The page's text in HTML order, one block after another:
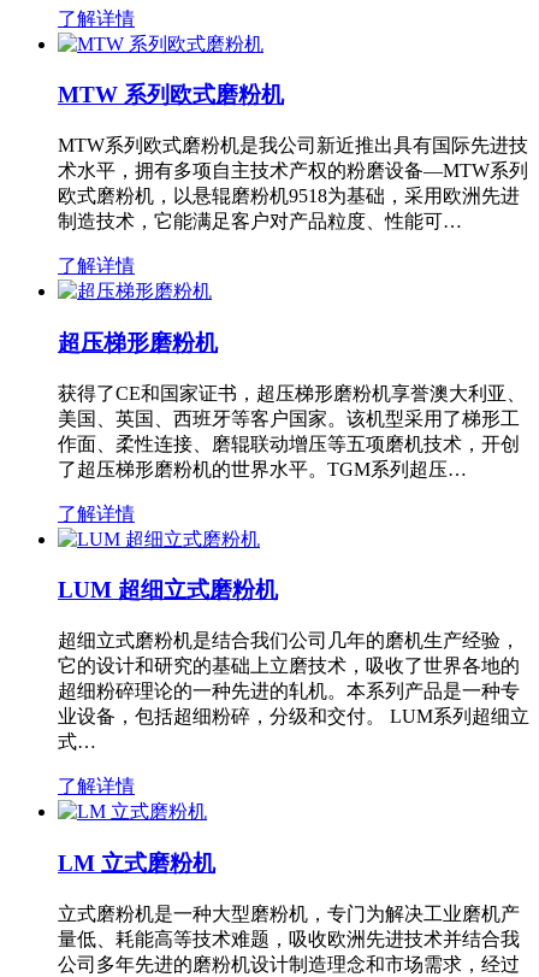
了解详情
MTW 系列欧式磨粉机
MTW系列欧式磨粉机是我公司新近推出具有国际先进技
术水平，拥有多项自主技术产权的粉磨设备—MTW系列
欧式磨粉机，以悬辊磨粉机9518为基础，采用欧洲先进
制造技术，它能满足客户对产品粒度、性能可…
了解详情
超压梯形磨粉机
获得了CE和国家证书，超压梯形磨粉机享誉澳大利亚、
美国、英国、西班牙等客户国家。该机型采用了梯形工
作面、柔性连接、磨辊联动增压等五项磨机技术，开创
了超压梯形磨粉机的世界水平。TGM系列超压…
了解详情
LUM 超细立式磨粉机
超细立式磨粉机是结合我们公司几年的磨机生产经验，
它的设计和研究的基础上立磨技术，吸收了世界各地的
超细粉碎理论的一种先进的轧机。本系列产品是一种专
业设备，包括超细粉碎，分级和交付。 LUM系列超细立
式…
了解详情
LM 立式磨粉机
立式磨粉机是一种大型磨粉机，专门为解决工业磨机产
量低、耗能高等技术难题，吸收欧洲先进技术并结合我
公司多年先进的磨粉机设计制造理念和市场需求，经过